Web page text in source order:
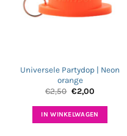
Universele Partydop | Neon
orange
€2,50 Oorspronkelijke
was:
€2,50.
€2,00Huidige
is:
€2,00.
IN WINKELWAGEN